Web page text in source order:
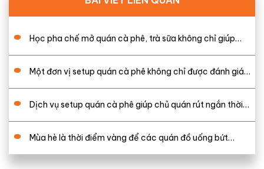
Học pha chế mở quán cà phê, trà sữa không chỉ giúp…
Một đơn vị setup quán cà phê không chỉ được đánh giá…
Dịch vụ setup quán cà phê giúp chủ quán rút ngắn thời…
Mùa hè là thời điểm vàng để các quán đồ uống bứt…